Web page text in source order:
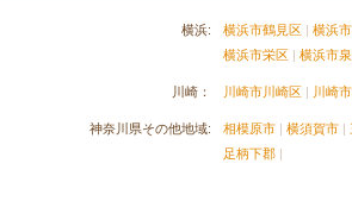
横浜: 横浜市鶴見区 横浜
横浜市栄区
横浜市
川崎： 川崎市川崎区 川崎
神奈川県その他地域: 相模原市 横須賀市
足柄下郡